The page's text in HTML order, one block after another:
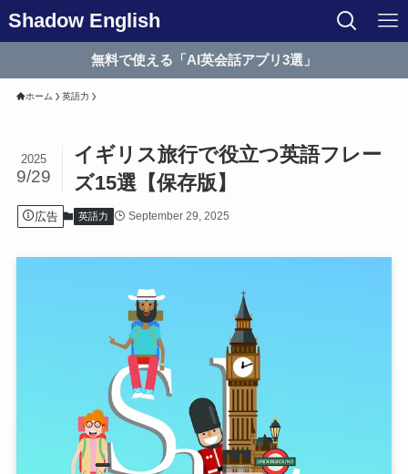
Shadow English
無料で使える「AI英会話アプリ3選」
ホーム 英語力
イギリス旅行で役立つ英語フレー
ズ15選【保存版】
2025
9/29
広告 英語力 September 29, 2025